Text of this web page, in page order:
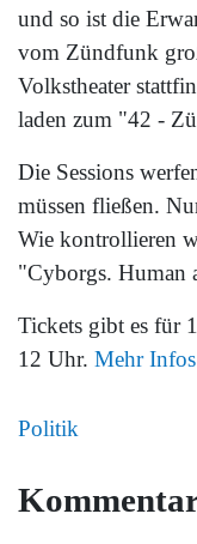
und so ist die
vom Zündfunk
Volkstheater
laden zum "42 -
Die Sessions
müssen fließen.
Wie kontrollieren
"Cyborgs. Human
Tickets gibt es für
12 Uhr. Mehr
Politik